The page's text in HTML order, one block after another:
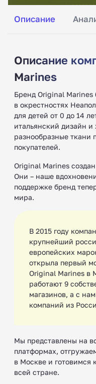
Описание
Описание
Marines
Бренд Original Marines
в окрестностях
для детей от 0 до 14
итальянский дизайн
разнообразные
покупателей.
Original Marines
Они – наше
поддержке бренд
мира.
В 2015 году
крупнейший
европейских
открыла первый
Original Marines в
работают 9
магазинов, а с
компаний из
Мы представлены на
платформах,
в Москве и готовимся
всей стране.